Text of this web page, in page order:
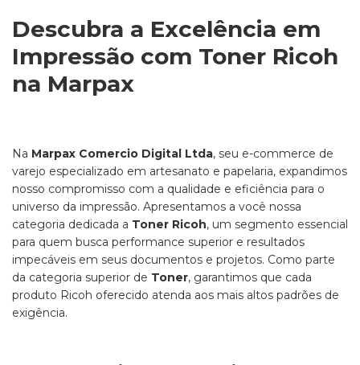
Descubra a Excelência em
Impressão com Toner Ricoh
na Marpax
Na Marpax Comercio Digital Ltda, seu e-commerce de
varejo especializado em artesanato e papelaria, expandimos
nosso compromisso com a qualidade e eficiência para o
universo da impressão. Apresentamos a você nossa
categoria dedicada a Toner Ricoh, um segmento essencial
para quem busca performance superior e resultados
impecáveis em seus documentos e projetos. Como parte
da categoria superior de Toner, garantimos que cada
produto Ricoh oferecido atenda aos mais altos padrões de
exigência.